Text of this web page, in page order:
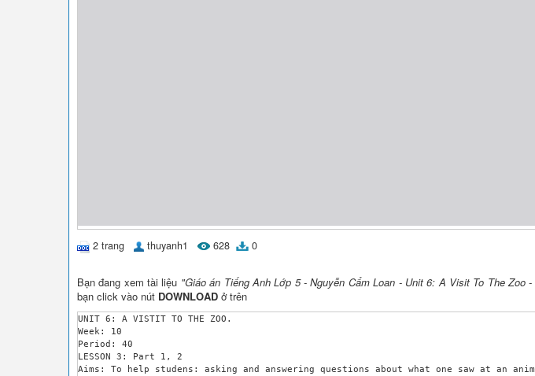
2 trang thuyanh1 628 0
Bạn đang xem tài liệu "Giáo án Tiếng Anh Lớp 5 - Nguyễn Cẩm Loan - Unit 6: A Visit To The Zoo
bạn click vào nút DOWNLOAD ở trên
UNIT 6: A VISTIT TO THE ZOO.
Week: 10
Period: 40
LESSON 3: Part 1, 2
Aims: To help studens: asking and answering questions about what one saw at an